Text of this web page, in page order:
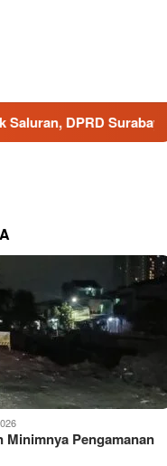
Surabaya Minta
Minimnya Pengamanan